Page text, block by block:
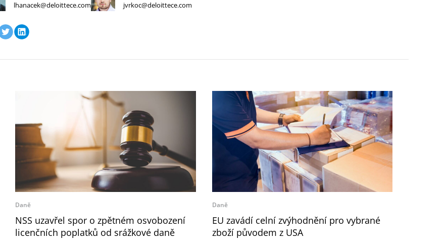
lhanacek@deloittece.com
jvrkoc@deloittece.com
Daně
NSS uzavřel spor o zpětném osvobození
licenčních poplatků od srážkové daně
Daně
EU zavádí celní zvýhodnění pro vybrané
zboží původem z USA